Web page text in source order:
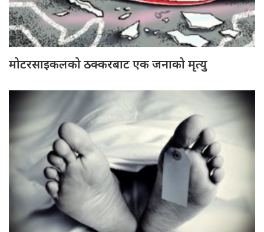
मोटरसाइकलको ठक्करबाट एक जनाको मृत्यु